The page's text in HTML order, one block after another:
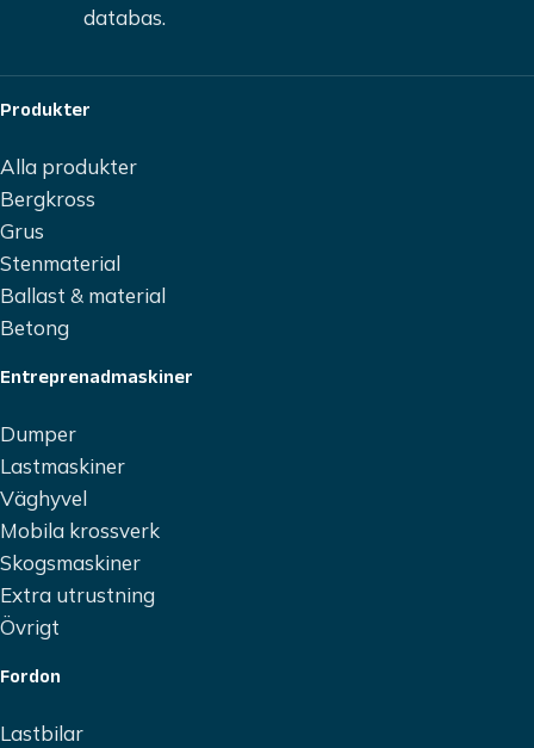
Produkter
Alla produkter
Bergkross
Grus
Stenmaterial
Ballast & material
Betong
Entreprenadmaskiner
Dumper
Lastmaskiner
Väghyvel
Mobila krossverk
Skogsmaskiner
Extra utrustning
Övrigt
Fordon
Lastbilar